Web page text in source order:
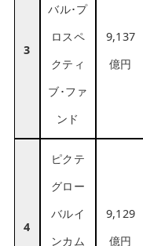
3
バル･プ
ロスペ
クティ
ブ･ファ
ンド
9,137
億円
4
ピクテ
グロー
バルイ
ンカム
9,129
億円